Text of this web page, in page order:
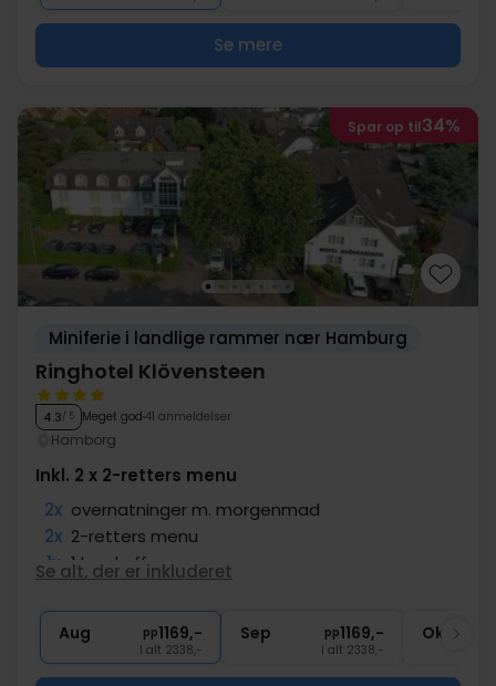
Se mere
Spar op til34%
Miniferie i landlige rammer nær Hamburg
Ringhotel Klövensteen
4.3/ 5 Meget god 41 anmeldelser
Hamborg
Inkl. 2 x 2-retters menu
2x overnatninger m. morgenmad
2x 2-retters menu
1x 1 kop kaffe
∞ Badekåbe og tøfler på værelset
Se alt, der er inkluderet
Aug pp1169,-
I alt 2338,-
Sep pp1169,-
I alt 2338,-
Okt